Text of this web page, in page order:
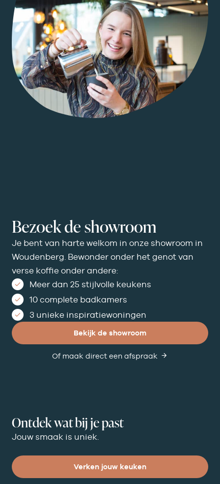
Bezoek de showroom
Je bent van harte welkom in onze showroom in
Woudenberg. Bewonder onder het genot van
verse koffie onder andere:
Meer dan 25 stijlvolle keukens
10 complete badkamers
3 unieke inspiratiewoningen
Bekijk de showroom
Of maak direct een afspraak
Ontdek wat bij je past
Jouw smaak is uniek.
Verken jouw keuken